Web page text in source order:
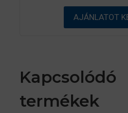
-
ő
AJÁNLATOT
Kapcsolódó
termékek